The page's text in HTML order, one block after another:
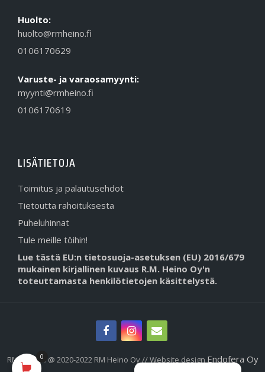
Huolto:
huolto@rmheino.fi
0106170629
Varuste- ja varaosamyynti:
myynti@rmheino.fi
0106170619
LISÄTIETOJA
Toimitus ja palautusehdot
Tietoutta rahoituksesta
Puheluhinnat
Tule meille töihin!
Lue tästä EU:n tietosuoja-asetuksen (EU) 2016/679
mukainen kirjallinen kuvaus R.M. Heino Oy'n
toteuttamasta henkilötietojen käsittelystä.
RMHeino.fi @ 2020-2022 RM Heino Oy // Website design Endofera Oy
0